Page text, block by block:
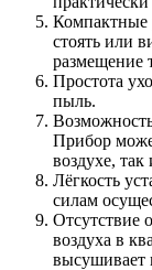
Компактные
стоять или
размещение
Простота
пыль.
Прибор
воздухе, так
Лёгкость
силам
Отсутствие
воздуха в
высушивает